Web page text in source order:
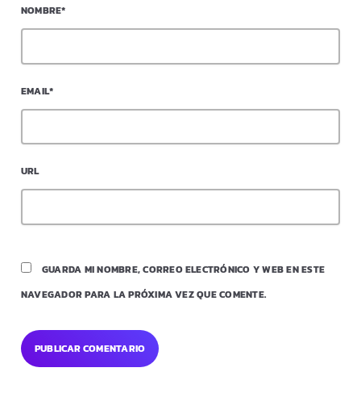
NOMBRE*
EMAIL*
URL
GUARDA MI NOMBRE, CORREO ELECTRÓNICO Y WEB EN ESTE
NAVEGADOR PARA LA PRÓXIMA VEZ QUE COMENTE.